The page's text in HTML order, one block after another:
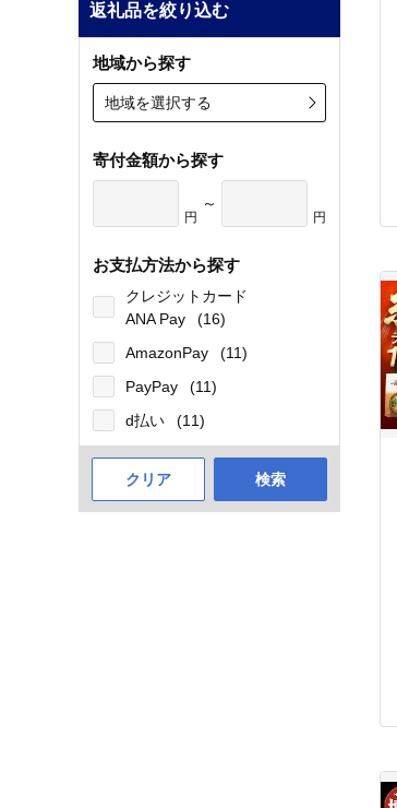
返礼品を絞り込む
地域から探す
地域を選択する
寄付金額から探す
円
～
円
お支払方法から探す
クレジットカード
ANA Pay
(16)
AmazonPay
(11)
PayPay
(11)
d払い
(11)
クリア 検索